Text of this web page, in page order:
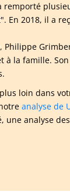
remporté
En 2018, il a
Philippe
à la famille.
loin dans
analyse de
une analyse